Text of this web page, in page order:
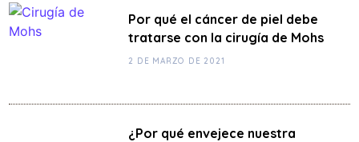
Por qué el cáncer de piel debe
tratarse con la cirugía de Mohs
2 DE MARZO DE 2021
¿Por qué envejece nuestra